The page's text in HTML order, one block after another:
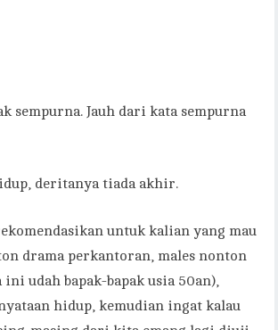
sempurna. Jauh dari kata sempurna
deritanya tiada akhir.
untuk kalian yang mau
drama perkantoran, males nonton
ini udah bapak-bapak usia 50an),
hidup, kemudian ingat kalau